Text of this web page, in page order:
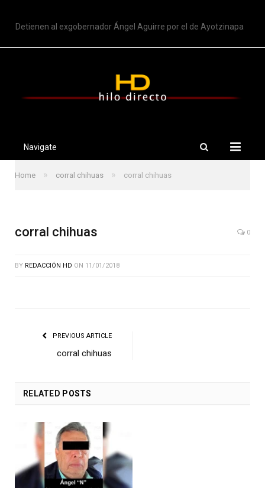
Detienen al exgobernador Ángel Aguirre por el de Ayotzinapa
Navigate
Home » corral chihuas » corral chihuas
corral chihuas 0
BY REDACCIÓN HD ON 11/01/2018
PREVIOUS ARTICLE
corral chihuas
RELATED POSTS